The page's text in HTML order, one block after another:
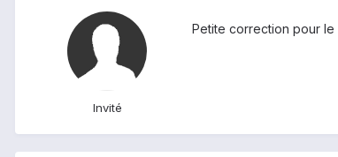
Invité
Petite correction pour le